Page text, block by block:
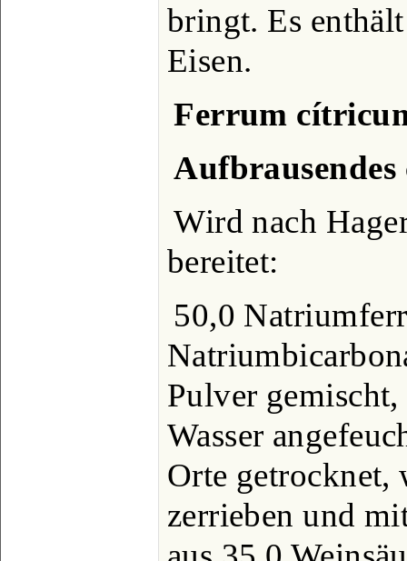
bringt. Es
Eisen.
Ferrum
Aufbrausendes
Wird nach
bereitet:
50,0
Pulver
Wasser
Orte getrocknet,
zerrieben und